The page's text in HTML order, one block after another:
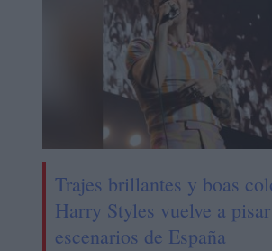
Trajes brillantes y boas
Harry Styles vuelve a
escenarios de España